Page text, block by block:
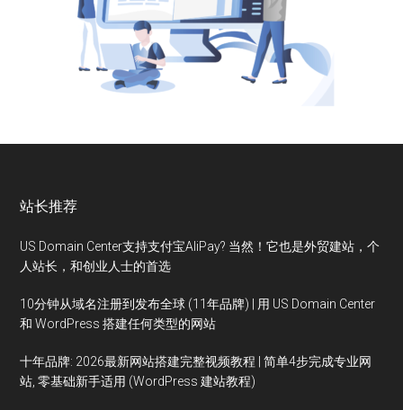
站长推荐
US Domain Center支持支付宝AliPay? 当然！它也是外贸建站，个
人站长，和创业人士的首选
10分钟从域名注册到发布全球 (11年品牌) | 用 US Domain Center
和 WordPress 搭建任何类型的网站
十年品牌: 2026最新网站搭建完整视频教程 | 简单4步完成专业网
站, 零基础新手适用 (WordPress 建站教程)